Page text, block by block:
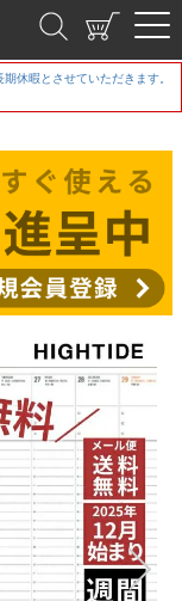
期休暇とさせていただきます。